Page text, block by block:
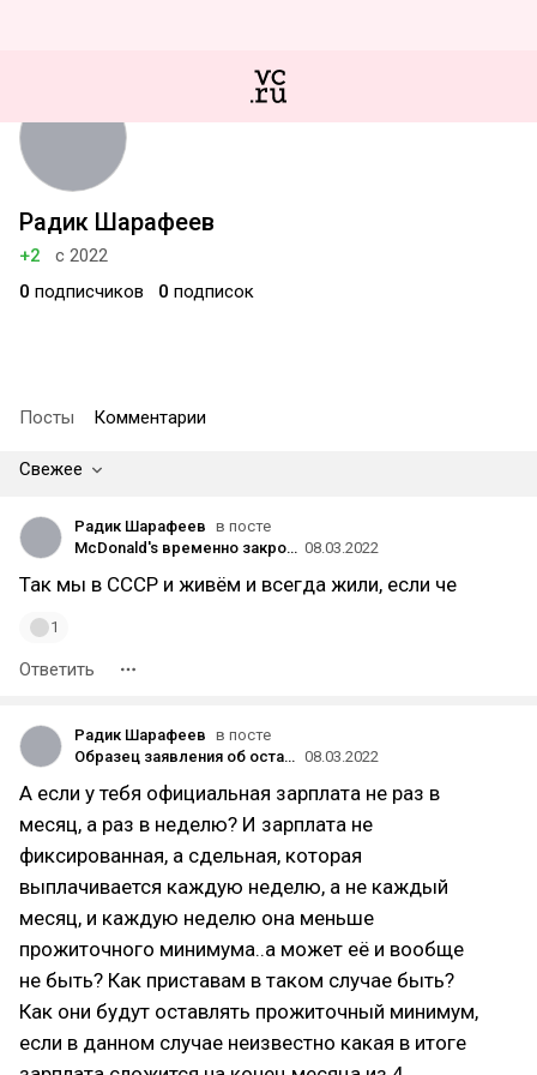
Радик Шарафеев
+2
с 2022
0 подписчиков 0 подписок
Посты Комментарии
Свежее
Радик Шарафеев в посте
McDonald's временно закроет свои рестораны в России 08.03.2022
Так мы в СССР и живём и всегда жили, если че
1
Ответить
Радик Шарафеев в посте
Образец заявления об оставлении прожиточного минимума должнику. Изменения законодательства с 01 февраля 2022 года 08.03.2022
А если у тебя официальная зарплата не раз в
месяц, а раз в неделю? И зарплата не
фиксированная, а сдельная, которая
выплачивается каждую неделю, а не каждый
месяц, и каждую неделю она меньше
прожиточного минимума..а может её и вообще
не быть? Как приставам в таком случае быть?
Как они будут оставлять прожиточный минимум,
если в данном случае неизвестно какая в итоге